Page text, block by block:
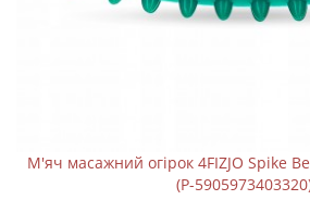
М'яч масажний огірок 4FIZJO Spike
(P-